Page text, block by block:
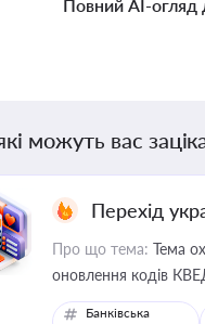
Повний AI-огляд
можуть вас
Перехід
Про що тема: Тема
оновлення кодів
Банківська